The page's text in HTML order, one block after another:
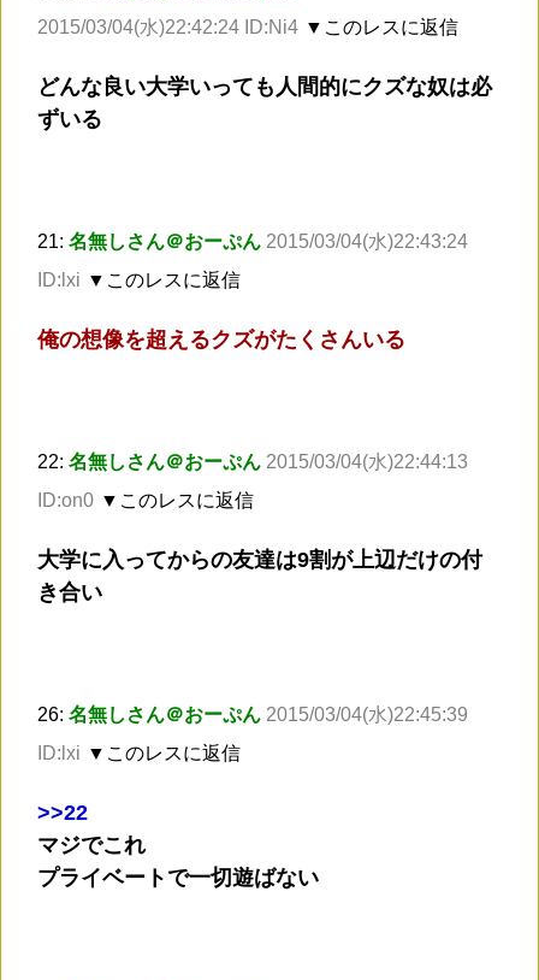
2015/03/04(水)22:42:24 ID:Ni4 ▼このレスに返信
どんな良い大学いっても人間的にクズな奴は必
ずいる
21: 名無しさん＠おーぷん 2015/03/04(水)22:43:24
ID:lxi ▼このレスに返信
俺の想像を超えるクズがたくさんいる
22: 名無しさん＠おーぷん 2015/03/04(水)22:44:13
ID:on0 ▼このレスに返信
大学に入ってからの友達は9割が上辺だけの付
き合い
26: 名無しさん＠おーぷん 2015/03/04(水)22:45:39
ID:lxi ▼このレスに返信
>>22
マジでこれ
プライベートで一切遊ばない